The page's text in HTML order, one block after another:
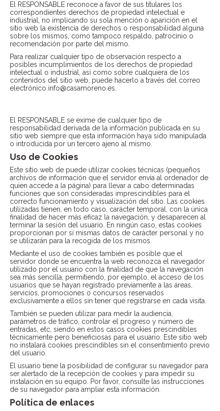
El RESPONSABLE reconoce a favor de sus titulares los
correspondientes derechos de propiedad intelectual e
industrial, no implicando su sola mención o aparición en el
sitio web la existencia de derechos o responsabilidad alguna
sobre los mismos, como tampoco respaldo, patrocinio o
recomendación por parte del mismo.
Para realizar cualquier tipo de observación respecto a
posibles incumplimientos de los derechos de propiedad
intelectual o industrial, así como sobre cualquiera de los
contenidos del sitio web, puede hacerlo a través del correo
electrónico info@casamoreno.es.
El RESPONSABLE se exime de cualquier tipo de
responsabilidad derivada de la información publicada en su
sitio web siempre que esta información haya sido manipulada
o introducida por un tercero ajeno al mismo.
Uso de Cookies
Este sitio web de puede utilizar cookies técnicas (pequeños
archivos de información que el servidor envía al ordenador de
quien accede a la página) para llevar a cabo determinadas
funciones que son consideradas imprescindibles para el
correcto funcionamiento y visualización del sitio. Las cookies
utilizadas tienen, en todo caso, carácter temporal, con la única
finalidad de hacer más eficaz la navegación, y desaparecen al
terminar la sesión del usuario. En ningún caso, estas cookies
proporcionan por sí mismas datos de carácter personal y no
se utilizarán para la recogida de los mismos.
Mediante el uso de cookies también es posible que el
servidor donde se encuentra la web reconozca el navegador
utilizado por el usuario con la finalidad de que la navegación
sea más sencilla, permitiendo, por ejemplo, el acceso de los
usuarios que se hayan registrado previamente a las áreas,
servicios, promociones o concursos reservados
exclusivamente a ellos sin tener que registrarse en cada visita.
También se pueden utilizar para medir la audiencia,
parámetros de tráfico, controlar el progreso y número de
entradas, etc, siendo en estos casos cookies prescindibles
técnicamente pero beneficiosas para el usuario. Este sitio web
no instalará cookies prescindibles sin el consentimiento previo
del usuario.
El usuario tiene la posibilidad de configurar su navegador para
ser alertado de la recepción de cookies y para impedir su
instalación en su equipo. Por favor, consulte las instrucciones
de su navegador para ampliar esta información.
Política de enlaces